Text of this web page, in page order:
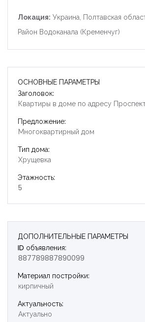
Локация: Украина, Полтавская
Район Водоканала (Кременчуг)
ОСНОВНЫЕ ПАРАМЕТРЫ
Заголовок:
Квартиры в доме по адресу
Предложение:
Многоквартирный дом
Тип дома:
Хрущевка
Этажность:
5
ДОПОЛНИТЕЛЬНЫЕ ПАРАМЕТРЫ
ID объявления:
887789887890099
Материал постройки:
кирпичный
Актуальность:
Актуально